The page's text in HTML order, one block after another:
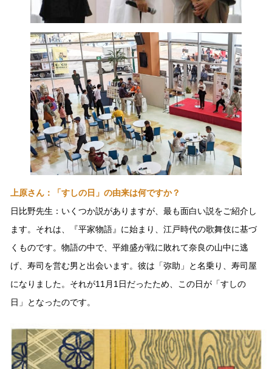
検索
業務用サイト ミツカングループについて 製造所固有記号一覧
上原さん：「すしの日」の由来は何ですか？
日比野先生：いくつか説がありますが、最も面白い説をご紹介し
ます。それは、『平家物語』に始まり、江戸時代の歌舞伎に基づ
くものです。物語の中で、平維盛が戦に敗れて奈良の山中に逃
げ、寿司を営む男と出会います。彼は「弥助」と名乗り、寿司屋
になりました。それが11月1日だったため、この日が「すしの
日」となったのです。